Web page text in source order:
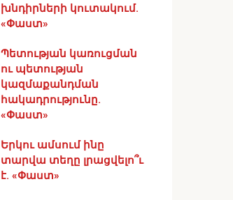
խնդիրների կուտակում.
«Փաստ»
Պետության կառուցման
ու պետության
կազմաքանդման
հակադրությունը.
«Փաստ»
Երկու ամսում ինը
տարվա տեղը լրացվելո՞ւ
է. «Փաստ»